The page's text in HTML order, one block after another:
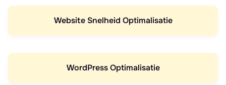
Website Snelheid Optimalisatie
WordPress Optimalisatie